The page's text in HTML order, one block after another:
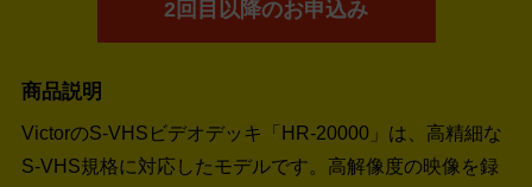
2回目以降のお申込み
商品説明
VictorのS-VHSビデオデッキ「HR-20000」は、高精細な
S-VHS規格に対応したモデルです。高解像度の映像を録